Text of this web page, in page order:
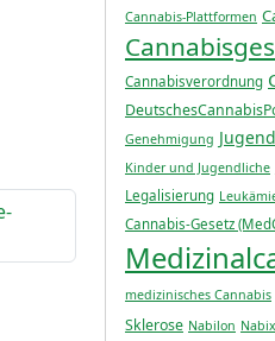
Cannabis-Plattformen
Cannabisverordnung
Genehmigung
Kinder und Jugendliche
Legalisierung
Cannabis-Gesetz
medizinisches Cannabis
Sklerose Nabilon